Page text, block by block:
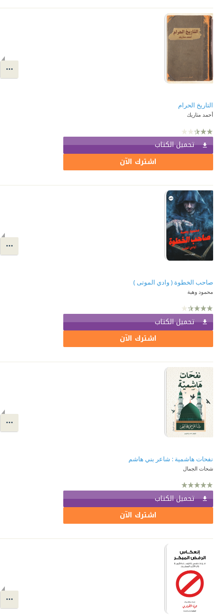
التاريخ الحرام
أحمد متاريك
تحميل الكتاب
اشترك الآن
صاحب الخطوة ( وادي الموتى )
محمود وهبة
تحميل الكتاب
اشترك الآن
نفحات هاشمية : شاعر بني هاشم
شحات الجمال
تحميل الكتاب
اشترك الآن